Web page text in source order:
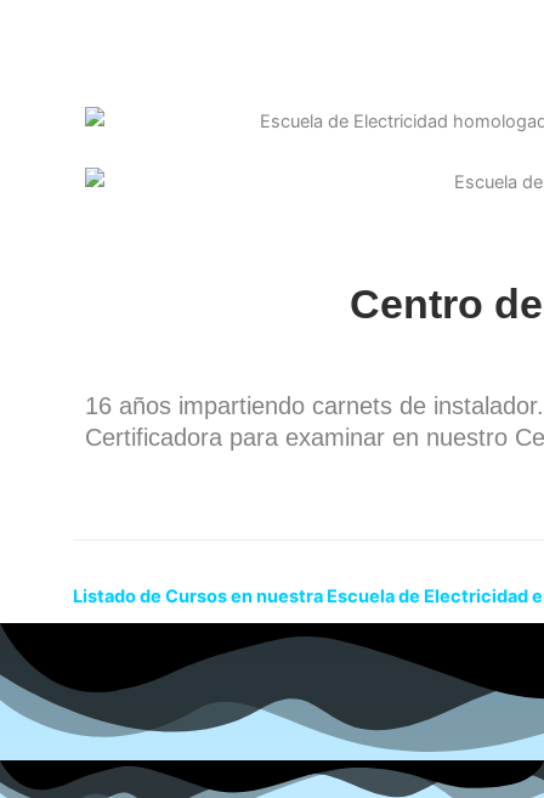
Centro
16 años impartiendo carnets de
Certificadora para examinar en nuestro
Listado de Cursos en nuestra Escuela de Electricidad